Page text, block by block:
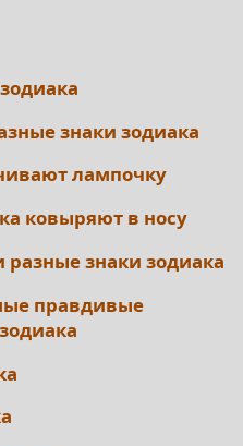
знаки зодиака
лампочку
ковыряют в носу
разные знаки зодиака
правдивые